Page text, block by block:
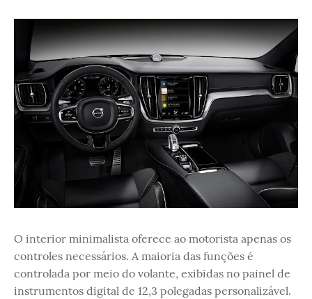
O interior minimalista oferece ao motorista apenas os
controles necessários. A maioria das funções é
controlada por meio do volante, exibidas no painel de
instrumentos digital de 12,3 polegadas personalizável.